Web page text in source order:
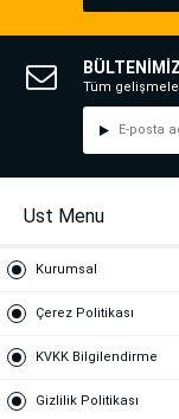
Tüm
Ust Menu
Kurumsal
Çerez Politikası
KVKK Bilgilendirme
Gizlilik Politikası